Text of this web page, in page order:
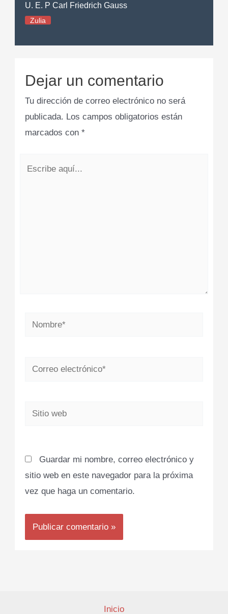
U. E. P Carl Friedrich Gauss
Zulia
Dejar un comentario
Tu dirección de correo electrónico no será
publicada. Los campos obligatorios están
marcados con*
Nombre*
Correo
Sitio
Guardar mi nombre, correo electrónico y
sitio web en este navegador para la próxima
vez que haga un comentario.
Inicio